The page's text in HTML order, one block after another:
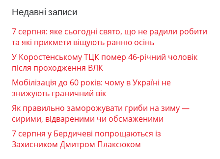
Недавні записи
7 серпня: яке сьогодні свято, що не радили робити
та які прикмети віщують ранню осінь
У Коростенському ТЦК помер 46-річний чоловік
після проходження ВЛК
Мобілізація до 60 років: чому в Україні не
знижують граничний вік
Як правильно заморожувати гриби на зиму —
сирими, відвареними чи обсмаженими
7 серпня у Бердичеві попрощаються із
Захисником Дмитром Плаксюком